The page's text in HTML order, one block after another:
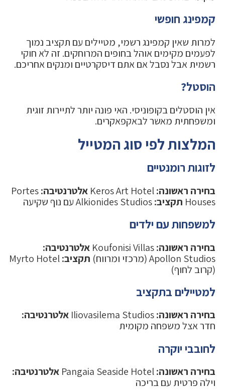
קמפינג חופשי
למרות שאין קמפינג רשמי, מטיילים עם תקציב נמוך
לפעמים מקימים אוהל בחופים המרוחקים. זה לא חוקי
רשמית אבל נסבל אם אתם דיסקרטיים ומנקים אחריכם.
הוסטל?
אין הוסטלים בקופוניסי. האי פונה יותר לתיירות זוגית
ומשפחתית מאשר לבאקפאקרים.
המלצות לפי סוג המטייל
לזוגות רומנטיים
בחירה ראשונה: אלטרנטיבה:Portes
Houses תקציב:
למשפחות עם ילדים
בחירה ראשונה:
אלטרנטיבה:
Apollon Studios (מרכזי ומרווח)
תקציב:Myrto Hotel
(קרוב לחוף)
למטיילים בתקציב
בחירה ראשונה:
אלטרנטיבה:
חדר אצל משפחה מקומית
לחובבי יוקרה
בחירה ראשונה:
אלטרנטיבה:
וילה פרטית עם בריכה